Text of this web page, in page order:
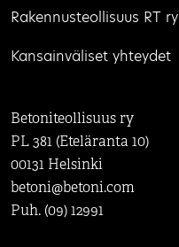
Rakennusteollisuus RT ry
Kansainväliset yhteydet
Betoniteollisuus ry
PL 381 (Eteläranta 10)
00131 Helsinki
betoni@betoni.com
Puh. (09) 12991